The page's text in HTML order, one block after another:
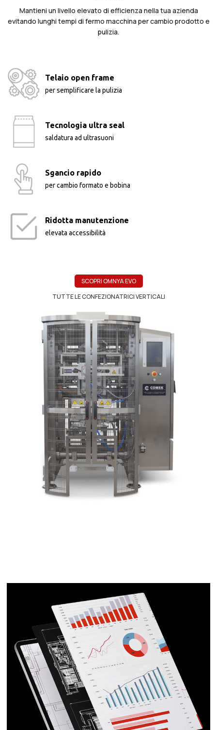
Mantieni un livello elevato di efficienza nella tua azienda
evitando lunghi tempi di fermo macchina per cambio prodotto e
pulizia.
Telaio open frame
per semplificare la pulizia
Tecnologia ultra seal
saldatura ad ultrasuoni
Sgancio rapido
per cambio formato e bobina
Ridotta manutenzione
elevata accessibilità
SCOPRI OMNYA EVO
TUTTE LE CONFEZIONATRICI VERTICALI